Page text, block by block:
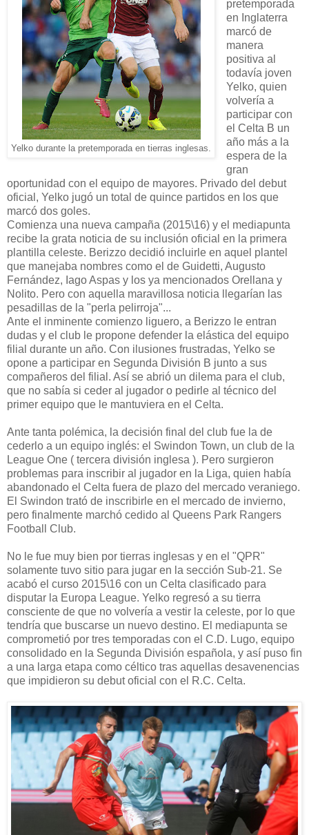
Yelko durante la pretemporada en tierras inglesas.
pretemporada
en Inglaterra
marcó de
manera
positiva al
todavía joven
Yelko, quien
volvería a
participar con
el Celta B un
año más a la
espera de la
gran
oportunidad con el equipo de mayores. Privado del debut
oficial, Yelko jugó un total de quince partidos en los que
marcó dos goles.
Comienza una nueva campaña (2015\16) y el mediapunta
recibe la grata noticia de su inclusión oficial en la primera
plantilla celeste. Berizzo decidió incluirle en aquel plantel
que manejaba nombres como el de Guidetti, Augusto
Fernández, Iago Aspas y los ya mencionados Orellana y
Nolito. Pero con aquella maravillosa noticia llegarían las
pesadillas de la "perla pelirroja"...
Ante el inminente comienzo liguero, a Berizzo le entran
dudas y el club le propone defender la elástica del equipo
filial durante un año. Con ilusiones frustradas, Yelko se
opone a participar en Segunda División B junto a sus
compañeros del filial. Así se abrió un dilema para el club,
que no sabía si ceder al jugador o pedirle al técnico del
primer equipo que le mantuviera en el Celta.
Ante tanta polémica, la decisión final del club fue la de
cederlo a un equipo inglés: el Swindon Town, un club de la
League One ( tercera división inglesa ). Pero surgieron
problemas para inscribir al jugador en la Liga, quien había
abandonado el Celta fuera de plazo del mercado veraniego.
El Swindon trató de inscribirle en el mercado de invierno,
pero finalmente marchó cedido al Queens Park Rangers
Football Club.
No le fue muy bien por tierras inglesas y en el "QPR"
solamente tuvo sitio para jugar en la sección Sub-21. Se
acabó el curso 2015\16 con un Celta clasificado para
disputar la Europa League. Yelko regresó a su tierra
consciente de que no volvería a vestir la celeste, por lo que
tendría que buscarse un nuevo destino. El mediapunta se
comprometió por tres temporadas con el C.D. Lugo, equipo
consolidado en la Segunda División española, y así puso fin
a una larga etapa como céltico tras aquellas desavenencias
que impidieron su debut oficial con el R.C. Celta.